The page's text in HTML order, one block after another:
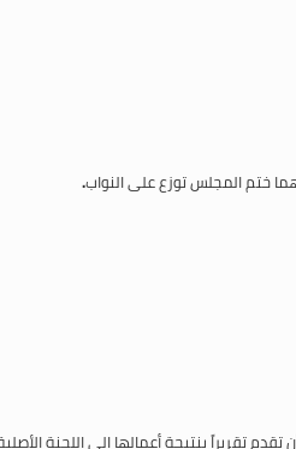
ختم المجلس توزع على النواب.
تقريراً بنتيجة أعمالها إلى اللجنة